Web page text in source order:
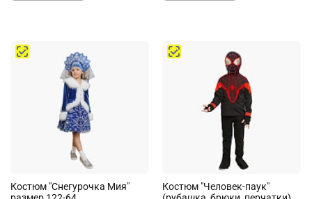
Костюм "Снегурочка Мия"
Костюм "Человек-паук"